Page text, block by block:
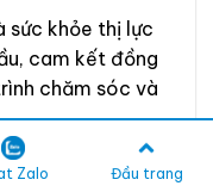
khỏe thị lực
cam kết đồng
chăm sóc và
Zalo Đầu trang